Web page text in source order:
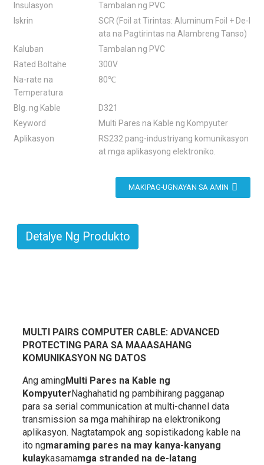
Insulasyon
Tambalan ng PVC
Iskrin
SCR (Foil at Tirintas: Aluminum Foil + De-l
ata na Pagtirintas na Alambreng Tanso)
Kaluban
Tambalan ng PVC
Rated Boltahe
300V
Na-rate na
Temperatura
80℃
Blg. ng Kable
D321
Keyword
Multi Pares na Kable ng Kompyuter
Aplikasyon
RS232 pang-industriyang komunikasyon
at mga aplikasyong elektroniko.
MAKIPAG-UGNAYAN SA AMIN
Detalye Ng Produkto
MULTI PAIRS COMPUTER CABLE: ADVANCED
PROTECTING PARA SA MAAASAHANG
KOMUNIKASYON NG DATOS
Ang amingMulti Pares na Kable ng
KompyuterNaghahatid ng pambihirang pagganap
para sa serial communication at multi-channel data
transmission sa mga mahihirap na elektronikong
aplikasyon. Nagtatampok ang sopistikadong kable na
ito ngmaraming pares na may kanya-kanyang
kulaykasamamga stranded na de-latang